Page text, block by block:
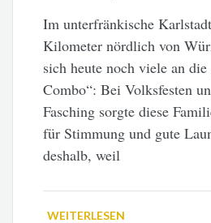
Im unterfränkische
Kilometer nördlich von
sich heute noch viele an
Combo“: Bei Volksfesten
Fasching sorgte diese
für Stimmung und gute
deshalb, weil
WEITERLESEN